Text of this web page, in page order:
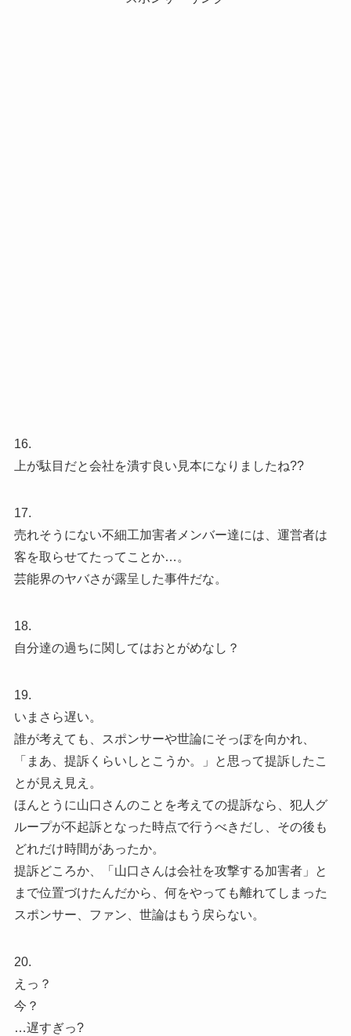
16.
上が駄目だと会社を潰す良い見本になりましたね??
17.
売れそうにない不細工加害者メンバー達には、運営者は
客を取らせてたってことか…。
芸能界のヤバさが露呈した事件だな。
18.
自分達の過ちに関してはおとがめなし？
19.
いまさら遅い。
誰が考えても、スポンサーや世論にそっぽを向かれ、
「まあ、提訴くらいしとこうか。」と思って提訴したこ
とが見え見え。
ほんとうに山口さんのことを考えての提訴なら、犯人グ
ループが不起訴となった時点で行うべきだし、その後も
どれだけ時間があったか。
提訴どころか、「山口さんは会社を攻撃する加害者」と
まで位置づけたんだから、何をやっても離れてしまった
スポンサー、ファン、世論はもう戻らない。
20.
えっ？
今？
…遅すぎっ?